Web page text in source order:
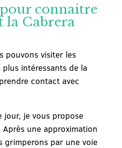
connaitre
la Cabrera
pouvons visiter les
intéressants de la
contact avec
jour, je vous propose
Après une approximation
grimperons par une voie